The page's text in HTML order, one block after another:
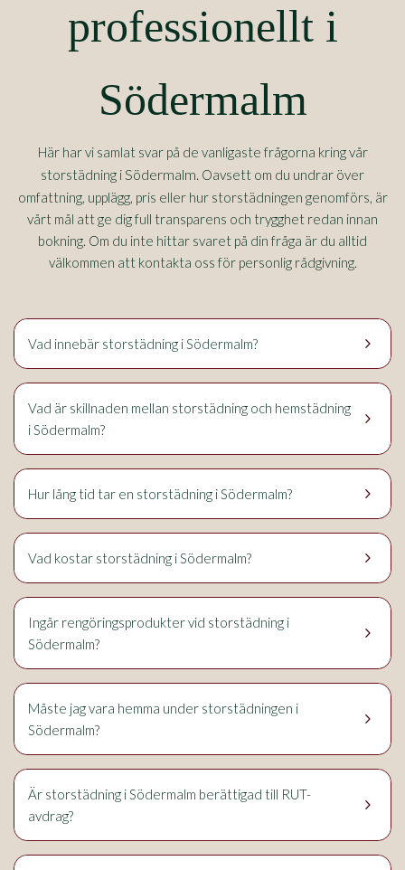
professionellt i
Södermalm
Här har vi samlat svar på de vanligaste frågorna kring vår
storstädning i Södermalm. Oavsett om du undrar över
omfattning, upplägg, pris eller hur storstädningen genomförs, är
vårt mål att ge dig full transparens och trygghet redan innan
bokning. Om du inte hittar svaret på din fråga är du alltid
välkommen att kontakta oss för personlig rådgivning.
keyboard_arrow_right
Vad innebär storstädning i Södermalm?
keyboard_arrow_right
Vad är skillnaden mellan storstädning och hemstädning
i Södermalm?
keyboard_arrow_right
Hur lång tid tar en storstädning i Södermalm?
keyboard_arrow_right
Vad kostar storstädning i Södermalm?
keyboard_arrow_right
Ingår rengöringsprodukter vid storstädning i
Södermalm?
keyboard_arrow_right
Måste jag vara hemma under storstädningen i
Södermalm?
keyboard_arrow_right
Är storstädning i Södermalm berättigad till RUT-
avdrag?